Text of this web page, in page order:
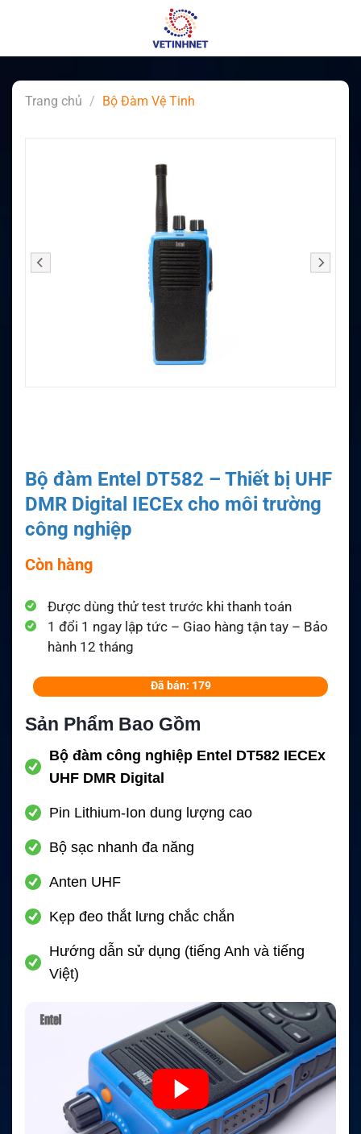
Trang chủ / Bộ Đàm Vệ Tinh
Bộ đàm Entel DT582 – Thiết bị UHF
DMR Digital IECEx cho môi trường
công nghiệp
Còn hàng
Được dùng thử test trước khi thanh toán
1 đổi 1 ngay lập tức – Giao hàng tận tay – Bảo
hành 12 tháng
Đã bán: 179
Sản Phẩm Bao Gồm
Bộ đàm công nghiệp Entel DT582 IECEx
UHF DMR Digital
Pin Lithium-Ion dung lượng cao
Bộ sạc nhanh đa năng
Anten UHF
Kẹp đeo thắt lưng chắc chắn
Hướng dẫn sử dụng (tiếng Anh và tiếng
Việt)